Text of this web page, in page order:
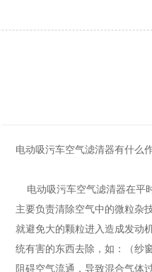
电动吸污车空气滤清器有什么
电动吸污车空气滤清器在平
主要负责清除空气中的微粒杂
就避免大的颗粒进入造成发动
统有害的东西去除，如：（纱
阻碍空气流通，导致混合气体